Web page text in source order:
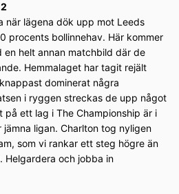
när lägena dök upp mot Leeds
procents bollinnehav. Här kommer
en helt annan matchbild där de
Hemmalaget har tagit rejält
dominerat några
i ryggen streckas de upp något
ett lag i The Championship är i
ligan. Charlton tog nyligen
som vi rankar ett steg högre än
Helgardera och jobba in